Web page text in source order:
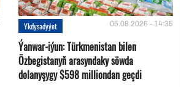
Ykdysadyýet 05.08.2026 - 14:35
Ýanwar-iýun: Türkmenistan bilen
Özbegistanyň arasyndaky söwda
dolanyşygy $598 milliondan geçdi